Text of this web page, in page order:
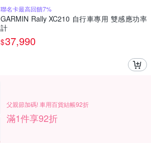
聯名卡最高回饋7%
GARMIN Rally XC210 自行車專用 雙感應功率
計
$37,990
父親節加碼! 車用百貨結帳92折
滿1件享92折